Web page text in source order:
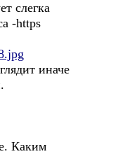
слегка
-https
иначе
Каким